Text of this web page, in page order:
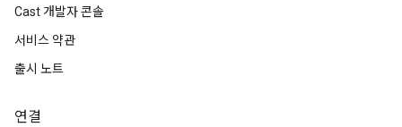
Cast 개발자 콘솔
서비스 약관
출시 노트
연결